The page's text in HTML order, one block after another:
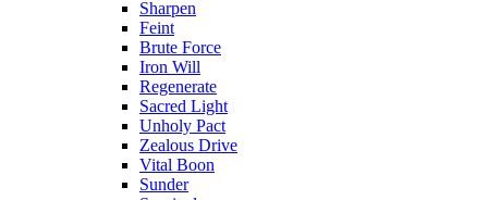
Sharpen
Feint
Brute Force
Iron Will
Regenerate
Sacred Light
Unholy Pact
Zealous Drive
Vital Boon
Sunder